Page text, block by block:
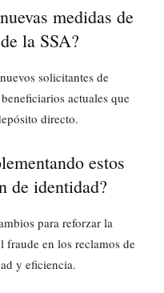
medidas de
la SSA?
solicitantes de
actuales que
directo.
estos
de identidad?
para reforzar la
en los reclamos de
y eficiencia.